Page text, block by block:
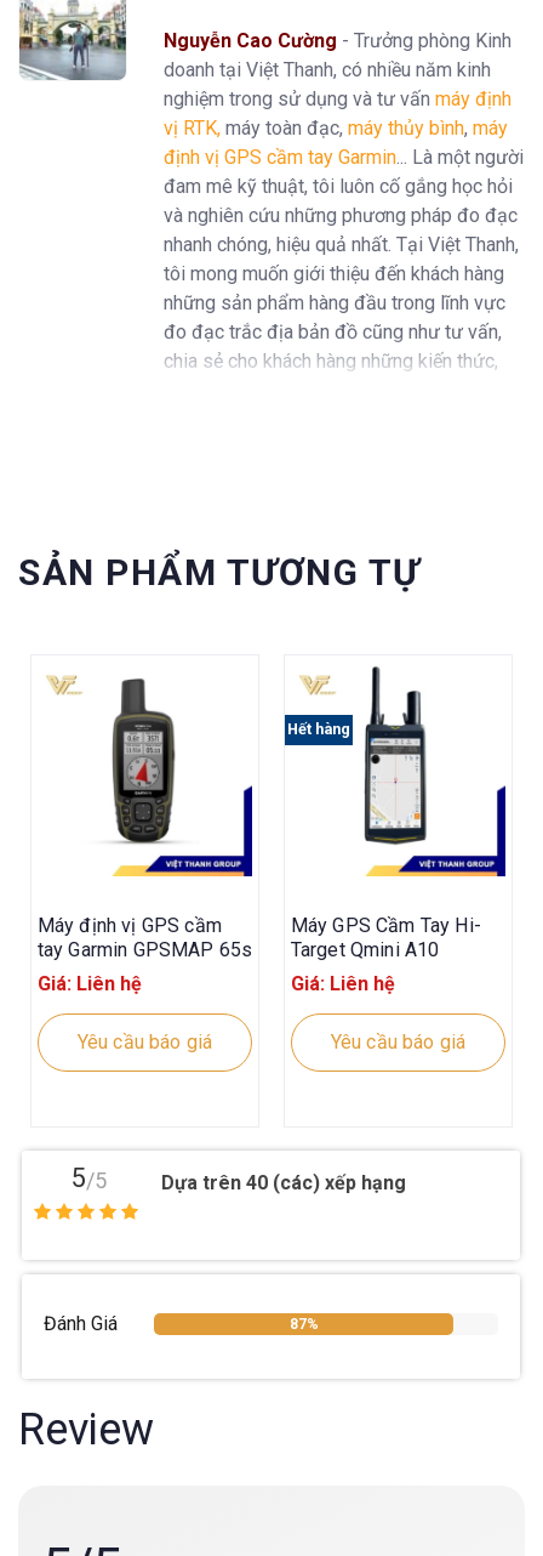
Nguyễn Cao Cường - Trưởng phòng Kinh
doanh tại Việt Thanh, có nhiều năm kinh
nghiệm trong sử dụng và tư vấn máy định
vị RTK, máy toàn đạc, máy thủy bình, máy
định vị GPS cầm tay Garmin... Là một người
đam mê kỹ thuật, tôi luôn cố gắng học hỏi
và nghiên cứu những phương pháp đo đạc
nhanh chóng, hiệu quả nhất. Tại Việt Thanh,
tôi mong muốn giới thiệu đến khách hàng
những sản phẩm hàng đầu trong lĩnh vực
đo đạc trắc địa bản đồ cũng như tư vấn,
chia sẻ cho khách hàng những kiến thức,
SẢN PHẨM TƯƠNG TỰ
Máy định vị GPS cầm
tay Garmin GPSMAP 65s
Giá: Liên hệ
Yêu cầu báo giá
Hết hàng
Máy GPS Cầm Tay Hi-
Target Qmini A10
Giá: Liên hệ
Yêu cầu báo giá
5/5 Dựa trên 40 (các) xếp hạng
Đánh Giá 87%
Review